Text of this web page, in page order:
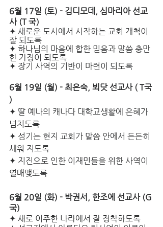
6월 17일 (토) ­- 김디모데, 심마리아 선교
사 (T 국)
✦ 새로운 도시에서 시작하는 교회 개척이
잘 되도록
✦ 하나님의 마음에 합한 믿음과 말씀 충만
한 가정이 되도록
✦ 장기 사역의 기반이 마련이 되도록
6월 19일 (월) - 최은숙, 뵈닷 선교사 ( T국
)
✦ 딸 예나의 캐나다 대학교생활에 은혜가
넘치도록
✦ 섬기는 현지 교회가 말씀 안에서 든든히
세워 지도록
✦ 지진으로 인한 이재민들을 위한 사역이
열매맺도록
6월 20일 (화) - 박권서, 한조에 선교사 (G
국)
✦ 새로 이주한 나라에서 잘 정착하도록